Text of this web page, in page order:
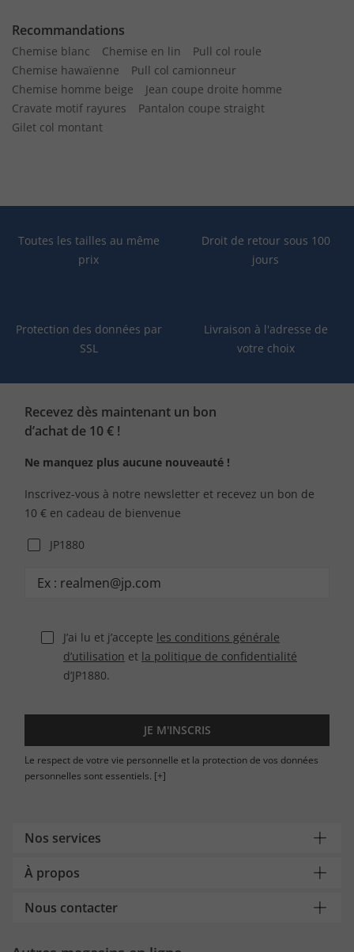
Recommandations
Chemise blanc Chemise en lin
Pull col roule
Chemise hawaïenne
Pull col camionneur
Chemise homme beige
Jean coupe droite homme
Cravate motif rayures
Pantalon coupe straight
Gilet col montant
Toutes les tailles au même
prix
Droit de retour sous 100
jours
Protection des données par
SSL
Livraison à l'adresse de
votre choix
Recevez dès maintenant un bon
d’achat de 10 € !
Ne manquez plus aucune nouveauté !
Inscrivez-vous à notre newsletter et recevez un bon de
10 € en cadeau de bienvenue
JP1880
J’ai lu et j’accepte les conditions générale
d’utilisation et la politique de confidentialité
d’JP1880.
JE M'INSCRIS
Le respect de votre vie personnelle et la protection de vos données
personnelles sont essentiels. [+]
Nos services
À propos
Nous contacter